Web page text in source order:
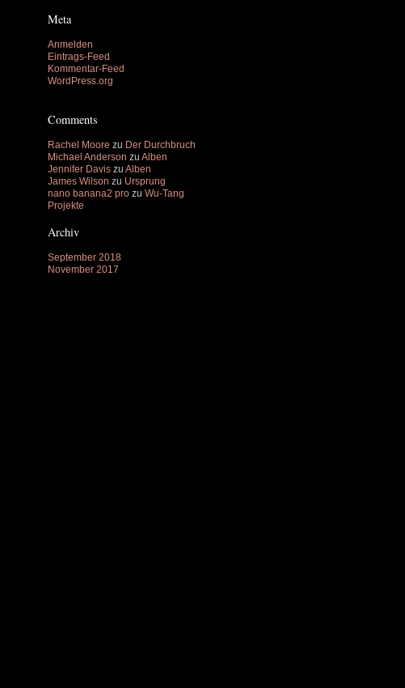
Meta
Anmelden
Eintrags-Feed
Kommentar-Feed
WordPress.org
Comments
Rachel Moore zu Der Durchbruch
Michael Anderson zu Alben
Jennifer Davis zu Alben
James Wilson zu Ursprung
nano banana2 pro zu Wu-Tang
Projekte
Archiv
September 2018
November 2017